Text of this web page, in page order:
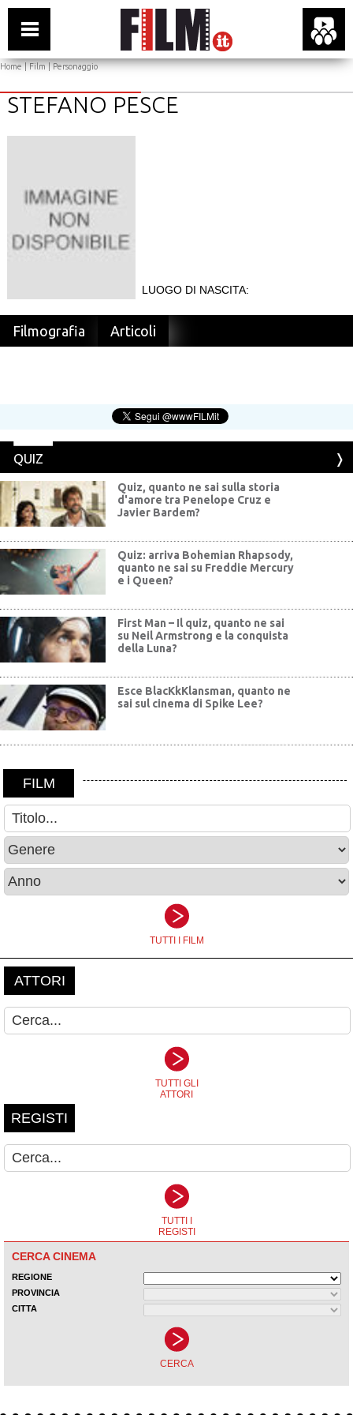
Home|Film| Personaggio
STEFANO PESCE
LUOGO DI NASCITA:
Filmografia Articoli
QUIZ
Quiz, quanto ne sai sulla storia
d'amore tra Penelope Cruz e
Javier Bardem?
Quiz: arriva Bohemian Rhapsody,
quanto ne sai su Freddie Mercury
e i Queen?
First Man – Il quiz, quanto ne sai
su Neil Armstrong e la conquista
della Luna?
Esce BlacKkKlansman, quanto ne
sai sul cinema di Spike Lee?